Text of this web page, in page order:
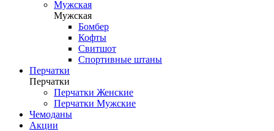
Мужская
Мужская
Бомбер
Кофты
Свитшот
Спортивные штаны
Перчатки
Перчатки
Перчатки Женские
Перчатки Мужские
Чемоданы
Акции